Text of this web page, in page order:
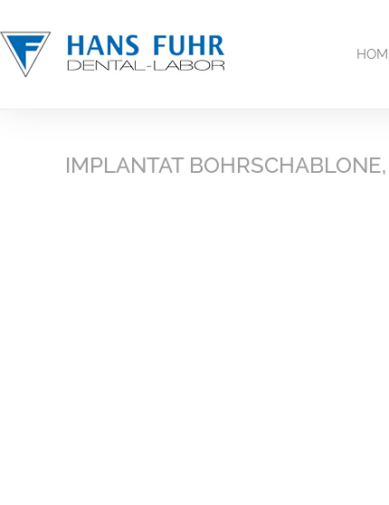
IMPLANTAT